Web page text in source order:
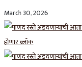
March 30, 2026